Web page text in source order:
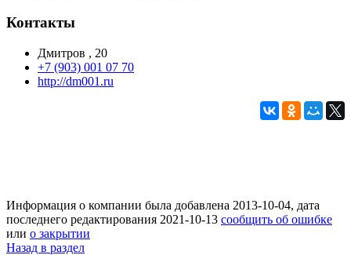
Контакты
Дмитров , 20
+7 (903) 001 07 70
http://dm001.ru
Информация о компании была добавлена 2013-10-04, дата
последнего редактирования 2021-10-13 сообщить об ошибке
или о закрытии
Назад в раздел